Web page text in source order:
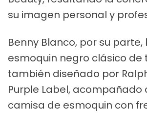
su imagen personal y
Benny Blanco, por su parte,
esmoquin negro clásico de
también diseñado por
Purple Label, acompañado
camisa de esmoquin con